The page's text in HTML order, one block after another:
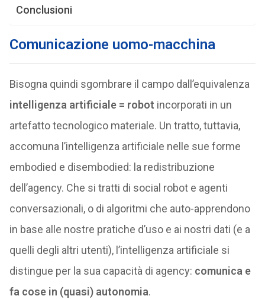
Conclusioni
Comunicazione uomo-macchina
Bisogna quindi sgombrare il campo dall’equivalenza
intelligenza artificiale = robot incorporati in un
artefatto tecnologico materiale. Un tratto, tuttavia,
accomuna l’intelligenza artificiale nelle sue forme
embodied e disembodied: la redistribuzione
dell’agency. Che si tratti di social robot e agenti
conversazionali, o di algoritmi che auto-apprendono
in base alle nostre pratiche d’uso e ai nostri dati (e a
quelli degli altri utenti), l’intelligenza artificiale si
distingue per la sua capacità di agency: comunica e
fa cose in (quasi) autonomia.